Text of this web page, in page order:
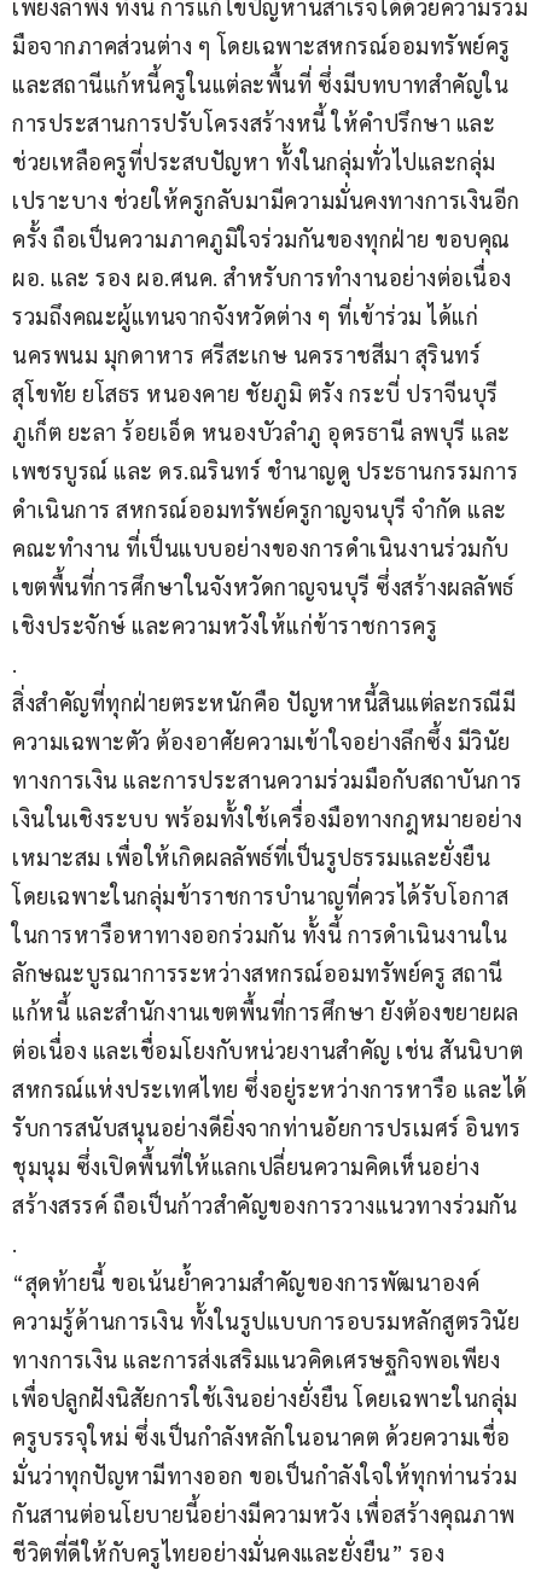
เพียงลำพัง ทั้งนี้ การแก้ไขปัญหานี้สำเร็จได้ด้วยความร่วม
มือจากภาคส่วนต่าง ๆ โดยเฉพาะสหกรณ์ออมทรัพย์ครู
และสถานีแก้หนี้ครูในแต่ละพื้นที่ ซึ่งมีบทบาทสำคัญใน
การประสานการปรับโครงสร้างหนี้ ให้คำปรึกษา และ
ช่วยเหลือครูที่ประสบปัญหา ทั้งในกลุ่มทั่วไปและกลุ่ม
เปราะบาง ช่วยให้ครูกลับมามีความมั่นคงทางการเงินอีก
ครั้ง ถือเป็นความภาคภูมิใจร่วมกันของทุกฝ่าย ขอบคุณ
ผอ. และ รอง ผอ.ศนค. สำหรับการทำงานอย่างต่อเนื่อง
รวมถึงคณะผู้แทนจากจังหวัดต่าง ๆ ที่เข้าร่วม ได้แก่
นครพนม มุกดาหาร ศรีสะเกษ นครราชสีมา สุรินทร์
สุโขทัย ยโสธร หนองคาย ชัยภูมิ ตรัง กระบี่ ปราจีนบุรี
ภูเก็ต ยะลา ร้อยเอ็ด หนองบัวลำภู อุดรธานี ลพบุรี และ
เพชรบูรณ์ และ ดร.ณรินทร์ ชำนาญดู ประธานกรรมการ
ดำเนินการ สหกรณ์ออมทรัพย์ครูกาญจนบุรี จำกัด และ
คณะทำงาน ที่เป็นแบบอย่างของการดำเนินงานร่วมกับ
เขตพื้นที่การศึกษาในจังหวัดกาญจนบุรี ซึ่งสร้างผลลัพธ์
เชิงประจักษ์ และความหวังให้แก่ข้าราชการครู
.
สิ่งสำคัญที่ทุกฝ่ายตระหนักคือ ปัญหาหนี้สินแต่ละกรณีมี
ความเฉพาะตัว ต้องอาศัยความเข้าใจอย่างลึกซึ้ง มีวินัย
ทางการเงิน และการประสานความร่วมมือกับสถาบันการ
เงินในเชิงระบบ พร้อมทั้งใช้เครื่องมือทางกฎหมายอย่าง
เหมาะสม เพื่อให้เกิดผลลัพธ์ที่เป็นรูปธรรมและยั่งยืน
โดยเฉพาะในกลุ่มข้าราชการบำนาญที่ควรได้รับโอกาส
ในการหารือหาทางออกร่วมกัน ทั้งนี้ การดำเนินงานใน
ลักษณะบูรณาการระหว่างสหกรณ์ออมทรัพย์ครู สถานี
แก้หนี้ และสำนักงานเขตพื้นที่การศึกษา ยังต้องขยายผล
ต่อเนื่อง และเชื่อมโยงกับหน่วยงานสำคัญ เช่น สันนิบาต
สหกรณ์แห่งประเทศไทย ซึ่งอยู่ระหว่างการหารือ และได้
รับการสนับสนุนอย่างดียิ่งจากท่านอัยการปรเมศร์ อินทร
ชุมนุม ซึ่งเปิดพื้นที่ให้แลกเปลี่ยนความคิดเห็นอย่าง
สร้างสรรค์ ถือเป็นก้าวสำคัญของการวางแนวทางร่วมกัน
.
“สุดท้ายนี้ ขอเน้นย้ำความสำคัญของการพัฒนาองค์
ความรู้ด้านการเงิน ทั้งในรูปแบบการอบรมหลักสูตรวินัย
ทางการเงิน และการส่งเสริมแนวคิดเศรษฐกิจพอเพียง
เพื่อปลูกฝังนิสัยการใช้เงินอย่างยั่งยืน โดยเฉพาะในกลุ่ม
ครูบรรจุใหม่ ซึ่งเป็นกำลังหลักในอนาคต ด้วยความเชื่อ
มั่นว่าทุกปัญหามีทางออก ขอเป็นกำลังใจให้ทุกท่านร่วม
กันสานต่อนโยบายนี้อย่างมีความหวัง เพื่อสร้างคุณภาพ
ชีวิตที่ดีให้กับครูไทยอย่างมั่นคงและยั่งยืน” รอง